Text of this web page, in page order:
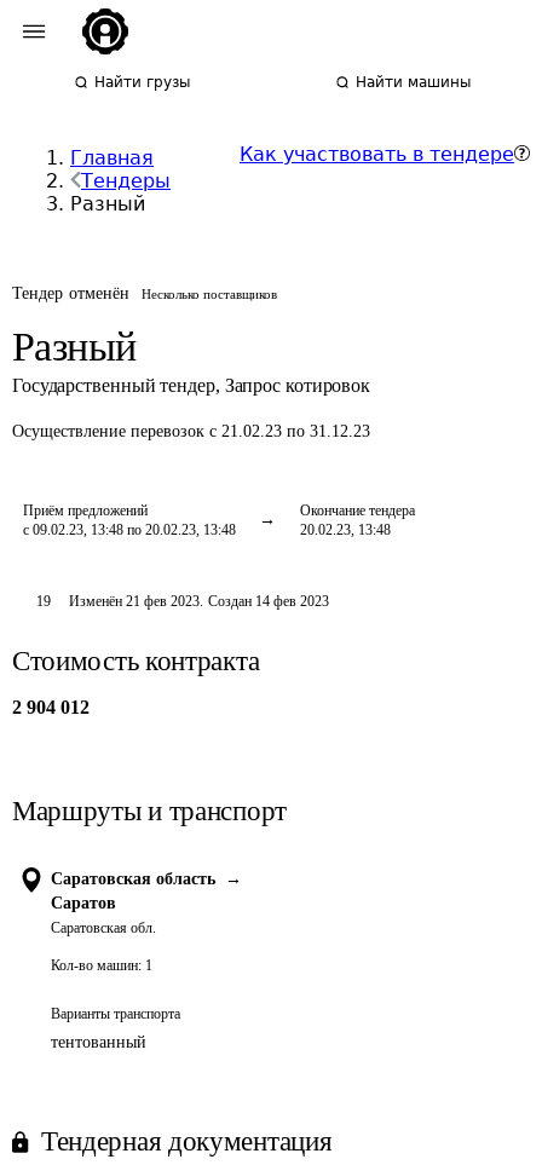
Найти грузы Найти машины
Главная
Тендеры
Разный
Как участвовать в тендере
Тендер отменён Несколько поставщиков
Разный
Государственный тендер, Запрос котировок
Осуществление перевозок с 21.02.23 по 31.12.23
Приём предложений
с 09.02.23, 13:48 по 20.02.23, 13:48
Окончание тендера
20.02.23, 13:48
19 Изменён21 фев 2023. Создан 14 фев 2023
Стоимость контракта
2 904 012
Маршруты и транспорт
Саратовская область
→
Саратов
Саратовская обл.
Кол-во машин: 1
Варианты транспорта
тентованный
Тендерная документация